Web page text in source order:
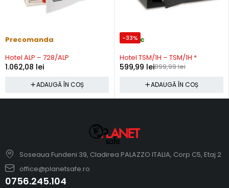
Precomanda
Hotel ALP – 728/ALP
1.062,08 lei
ADAUGĂ ÎN COȘ
-33%
In stoc
Hotel TSM/1H – TSM/1H *
899,99lei
599,99 lei
ADAUGĂ ÎN COȘ
Soseaua Fundeni 39, Cladirea PALAZZO ITALIA, Corp C5, Etaj 2
office@planetsafe.ro
0756.245.104